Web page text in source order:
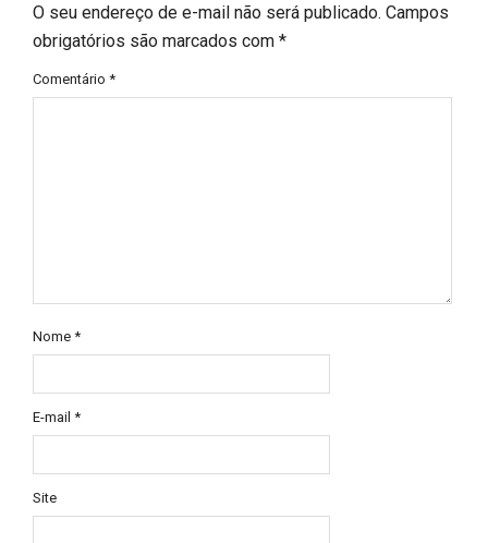
O seu endereço de e-mail não será publicado. Campos
obrigatórios são marcados com *
Comentário *
Nome *
E-mail *
Site